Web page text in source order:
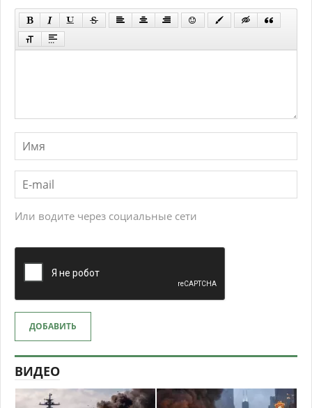
Или водите через социальные сети
ДОБАВИТЬ
ВИДЕО